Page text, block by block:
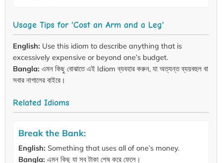
Usage Tips for 'Cost an Arm and a Leg'
English: Use this idiom to describe anything that is
excessively expensive or beyond one’s budget.
Bangla: এমন কিছু বোঝাতে এই Idiom ব্যবহার করুন, যা অত্যন্ত ব্যয়বহুল বা
সবার নাগালের বাইরে।
Related Idioms
Break the Bank:
English: Something that uses all of one’s money.
Bangla: এমন কিছু যা সব টাকা শেষ করে ফেলে।